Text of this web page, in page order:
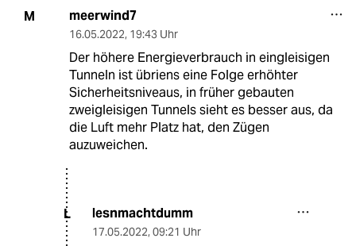
M meerwind7
16.05.2022, 19:43 Uhr
Der höhere Energieverbrauch in eingleisigen
Tunneln ist übriens eine Folge erhöhter
Sicherheitsniveaus, in früher gebauten
zweigleisigen Tunnels sieht es besser aus, da
die Luft mehr Platz hat, den Zügen
auzuweichen.
L lesnmachtdumm
17.05.2022, 09:21 Uhr